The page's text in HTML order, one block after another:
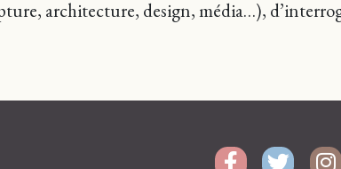
architecture, design, média…),